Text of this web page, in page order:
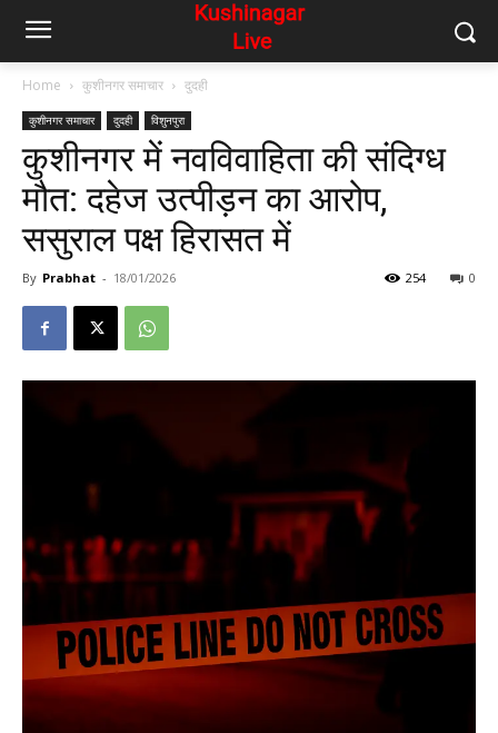
Home कुशीनगर समाचार दुदही
कुशीनगर समाचार दुदही विशुनपुरा
कुशीनगर में नवविवाहिता की संदिग्ध
मौत: दहेज उत्पीड़न का आरोप,
ससुराल पक्ष हिरासत में
By Prabhat - 18/01/2026 0
254